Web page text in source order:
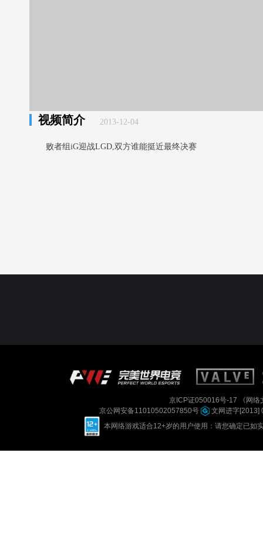
视频简介 2013-12-04
败者组iG迎战LGD,双方谁能挺近最终决赛
京ICP证050016号-17
《网
京公网安备11010502057850号
文网进字[2013]
本网络游戏适合12+岁的用户使用：请您确定已如